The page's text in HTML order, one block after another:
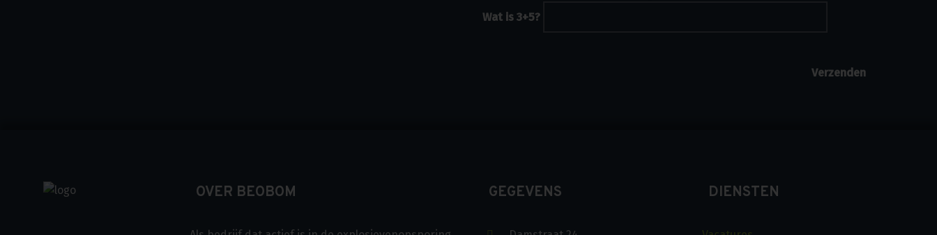
Wat is 3+5?
OVER BEOBOM GEGEVENS DIENSTEN